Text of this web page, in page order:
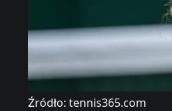
Źródło: tennis365.com